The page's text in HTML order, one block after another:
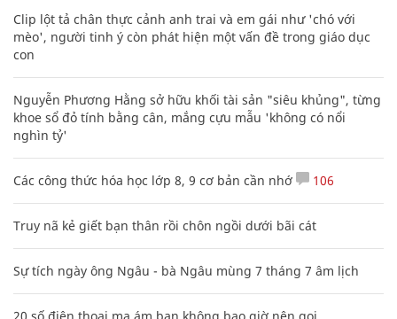
Clip lột tả chân thực cảnh anh trai và em gái như 'chó với
mèo', người tinh ý còn phát hiện một vấn đề trong giáo dục
con
Nguyễn Phương Hằng sở hữu khối tài sản "siêu khủng", từng
khoe sổ đỏ tính bằng cân, mắng cựu mẫu 'không có nổi
nghìn tỷ'
Các công thức hóa học lớp 8, 9 cơ bản cần nhớ 106
Truy nã kẻ giết bạn thân rồi chôn ngồi dưới bãi cát
Sự tích ngày ông Ngâu - bà Ngâu mùng 7 tháng 7 âm lịch
20 số điện thoại ma ám bạn không bao giờ nên gọi